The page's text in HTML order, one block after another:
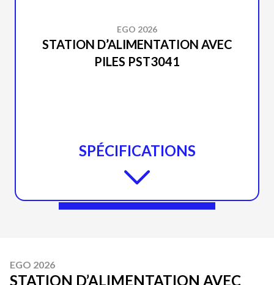
EGO 2026
STATION D’ALIMENTATION AVEC
PILES PST3041
SPÉCIFICATIONS
EGO 2026
STATION D’ALIMENTATION AVEC